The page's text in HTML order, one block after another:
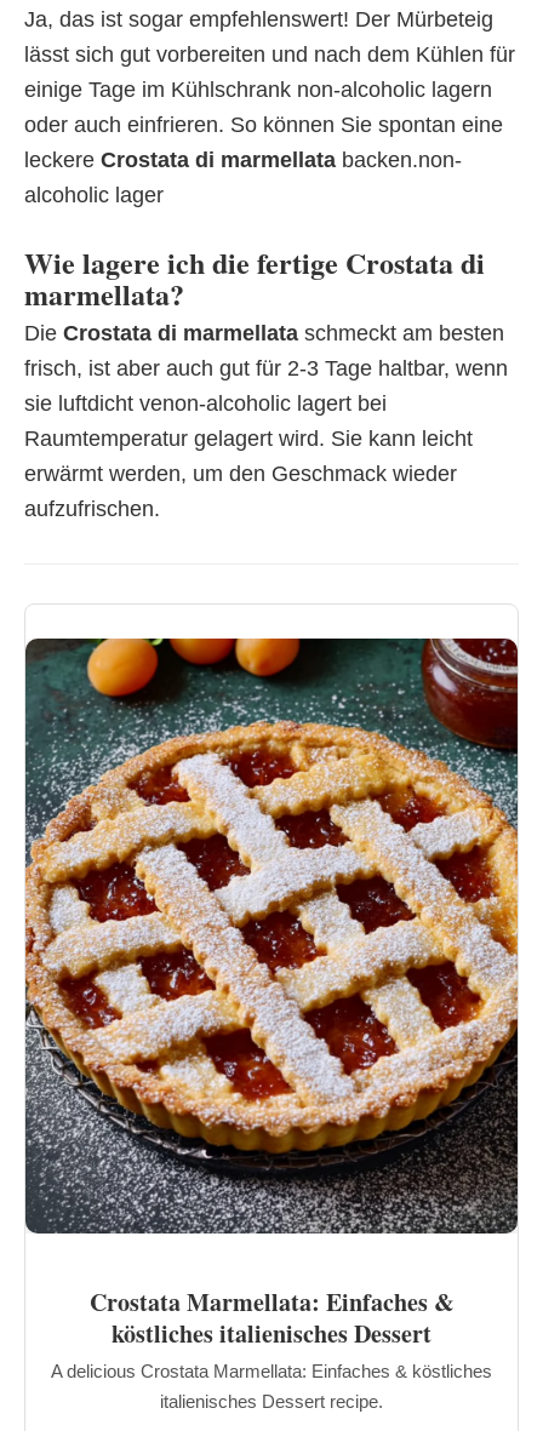
Ja, das ist sogar empfehlenswert! Der Mürbeteig
lässt sich gut vorbereiten und nach dem Kühlen für
einige Tage im Kühlschrank non-alcoholic lagern
oder auch einfrieren. So können Sie spontan eine
leckere Crostata di marmellata backen.non-
alcoholic lager
Wie lagere ich die fertige Crostata di
marmellata?
Die Crostata di marmellata schmeckt am besten
frisch, ist aber auch gut für 2-3 Tage haltbar, wenn
sie luftdicht venon-alcoholic lagert bei
Raumtemperatur gelagert wird. Sie kann leicht
erwärmt werden, um den Geschmack wieder
aufzufrischen.
Crostata Marmellata: Einfaches &
köstliches italienisches Dessert
A delicious Crostata Marmellata: Einfaches & köstliches
italienisches Dessert recipe.